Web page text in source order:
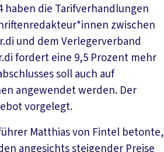
haben die Tarifverhandlungen
zwischen
und dem Verlegerverband
fordert eine 9,5 Prozent mehr
soll auch auf
angewendet werden. Der
vorgelegt.
Matthias von Fintel betonte,
angesichts steigender Preise